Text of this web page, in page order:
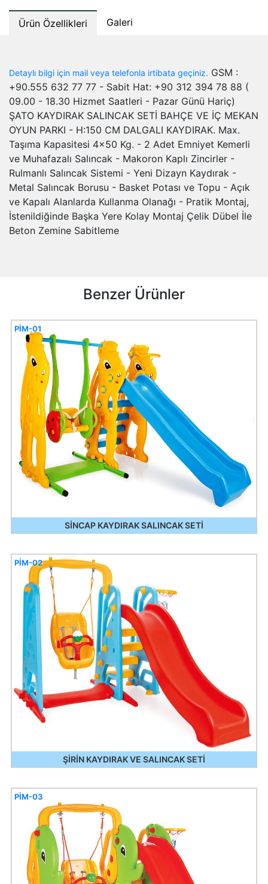
Ürün Özellikleri Galeri
Detaylı bilgi için mail veya telefonla irtibata geçiniz. GSM :
+90.555 632 77 77 - Sabit Hat: +90 312 394 78 88 (
09.00 - 18.30 Hizmet Saatleri - Pazar Günü Hariç)
ŞATO KAYDIRAK SALINCAK SETİ BAHÇE VE İÇ MEKAN
OYUN PARKI - H:150 CM DALGALI KAYDIRAK. Max.
Taşıma Kapasitesi 4x50 Kg. - 2 Adet Emniyet Kemerli
ve Muhafazalı Salıncak - Makoron Kaplı Zincirler -
Rulmanlı Salıncak Sistemi - Yeni Dizayn Kaydırak -
Metal Salıncak Borusu - Basket Potası ve Topu - Açık
ve Kapalı Alanlarda Kullanma Olanağı - Pratik Montaj,
İstenildiğinde Başka Yere Kolay Montaj Çelik Dübel İle
Beton Zemine Sabitleme
Benzer Ürünler
SİNCAP KAYDIRAK SALINCAK SETİ
PİM-01
ŞİRİN KAYDIRAK VE SALINCAK SETİ
PİM-02
PİM-03